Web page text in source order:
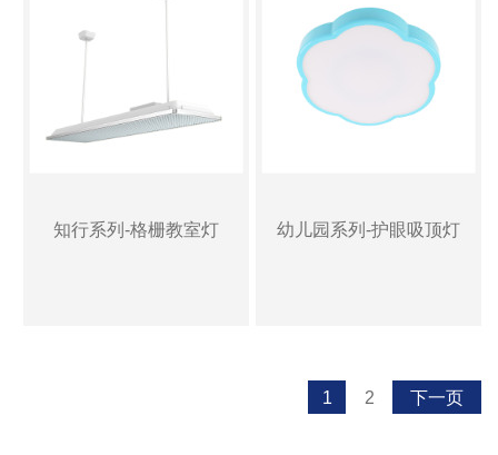
知行系列-格栅教室灯 幼儿园系列-护眼吸顶灯
1 2 下一页